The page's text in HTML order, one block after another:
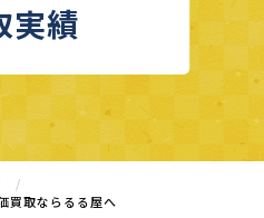
実績
買取ならるる屋へ